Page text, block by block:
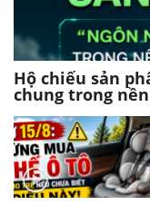
Hộ chiếu sản
chung trong